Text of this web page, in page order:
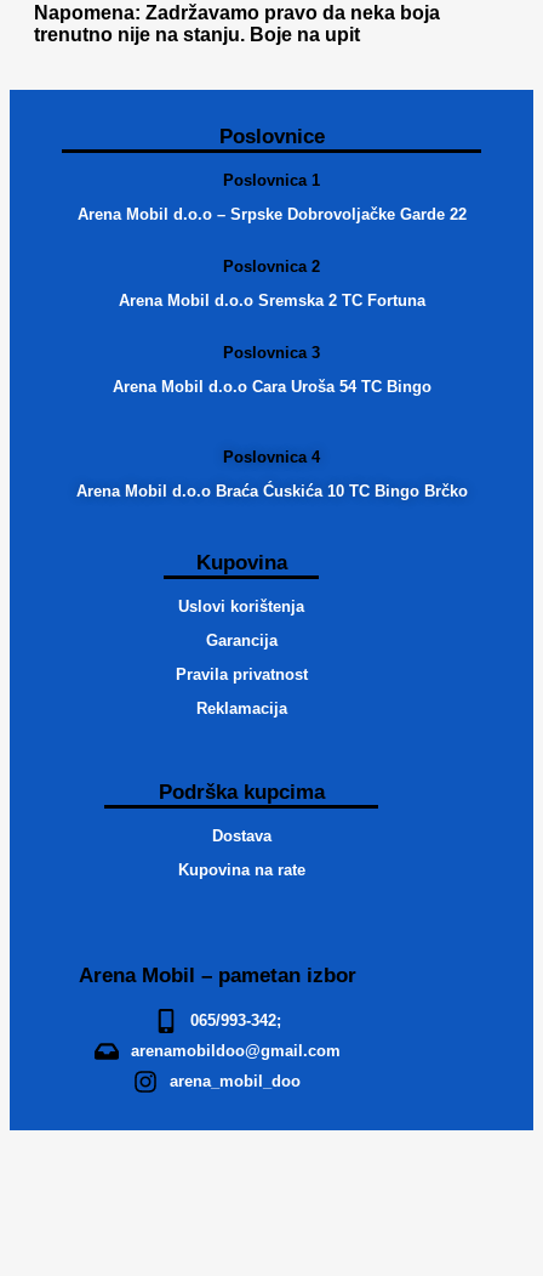
Napomena: Zadržavamo pravo da neka boja
trenutno nije na stanju. Boje na upit
Poslovnice
Poslovnica 1
Arena Mobil d.o.o – Srpske Dobrovoljačke Garde 22
Poslovnica 2
Arena Mobil d.o.o Sremska 2 TC Fortuna
Poslovnica 3
Arena Mobil d.o.o Cara Uroša 54 TC Bingo
Poslovnica 4
Arena Mobil d.o.o Braća Ćuskića 10 TC Bingo Brčko
Kupovina
Uslovi korištenja
Garancija
Pravila privatnost
Reklamacija
Podrška kupcima
Dostava
Kupovina na rate
Arena Mobil – pametan izbor
065/993-342;
arenamobildoo@gmail.com
arena_mobil_doo